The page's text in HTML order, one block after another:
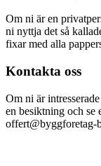
Om ni är en
ni nyttja det så
fixar med alla
Kontakta oss
Om ni är
en besiktning och se
offert@byggforetag-